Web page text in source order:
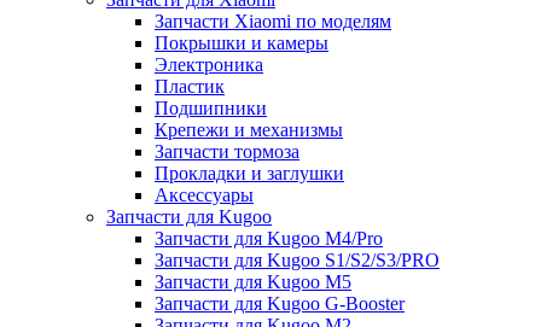
Запчасти Xiaomi по моделям
Покрышки и камеры
Электроника
Пластик
Подшипники
Крепежи и механизмы
Запчасти тормоза
Прокладки и заглушки
Аксессуары
Запчасти для Kugoo
Запчасти для Kugoo M4/Pro
Запчасти для Kugoo S1/S2/S3/PRO
Запчасти для Kugoo M5
Запчасти для Kugoo G-Booster